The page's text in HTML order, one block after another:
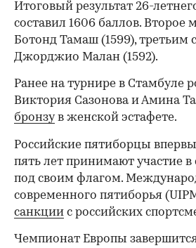
Итоговый результат 26-
составил 1606 баллов. Второе
Ботонд Тамаш (1599), третьим
Джорджио Малан (1592).
Ранее на турнире в Стамбуле
Виктория Сазонова и Амина
бронзув женской эстафете.
Российские пятиборцы
пять лет принимают участие в
под своим флагом.
современного пятиборья
санкции с российских
Чемпионат Европы завершится